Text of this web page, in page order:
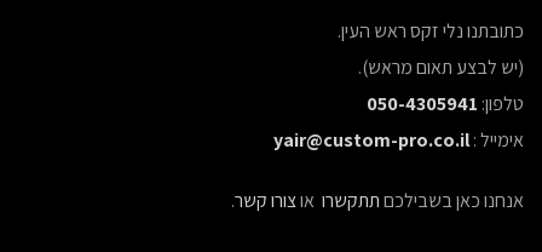
כתובתנו נלי זקס ראש העין.
(יש לבצע תאום מראש).
טלפון: 050-4305941
אימייל :yair@custom-pro.co.il
אנחנו כאן בשבילכםתתקשרו אוצורו קשר.